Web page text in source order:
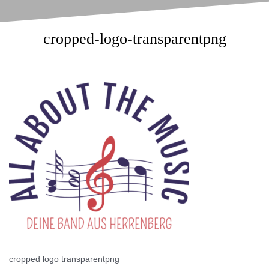
cropped-logo-transparentpng
cropped logo transparentpng